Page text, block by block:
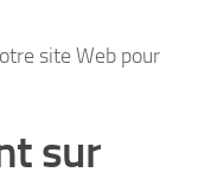
site Web pour
sur